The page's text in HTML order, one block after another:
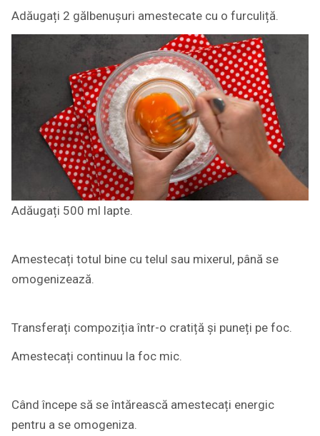
Adăugați 2 gălbenușuri amestecate cu o furculiță.
Adăugați 500 ml lapte.
Amestecați totul bine cu telul sau mixerul, până se
omogenizează.
Transferați compoziția într-o cratiță și puneți pe foc.
Amestecați continuu la foc mic.
Când începe să se întărească amestecați energic
pentru a se omogeniza.